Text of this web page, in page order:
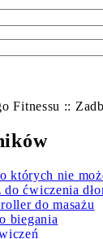
Fitnessu ::
których nie
do ćwiczenia
roller do masażu
biegania